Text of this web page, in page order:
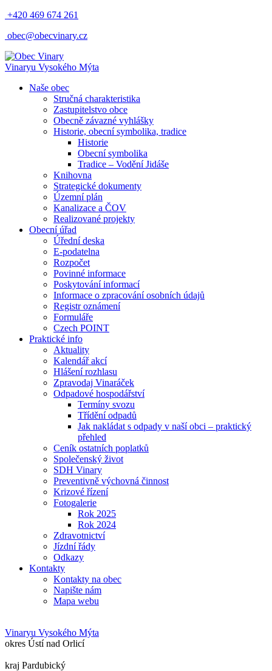
+420 469 674 261
obec@obecvinary.cz
Vinaryu Vysokého Mýta
Naše obec
Stručná charakteristika
Zastupitelstvo obce
Obecně závazné vyhlášky
Historie, obecní symbolika, tradice
Historie
Obecní symbolika
Tradice – Vodění Jidáše
Knihovna
Strategické dokumenty
Územní plán
Kanalizace a ČOV
Realizované projekty
Obecní úřad
Úřední deska
E-podatelna
Rozpočet
Povinné informace
Poskytování informací
Informace o zpracování osobních údajů
Registr oznámení
Formuláře
Czech POINT
Praktické info
Aktuality
Kalendář akcí
Hlášení rozhlasu
Zpravodaj Vinaráček
Odpadové hospodářství
Termíny svozu
Třídění odpadů
Jak nakládat s odpady v naší obci – praktický
přehled
Ceník ostatních poplatků
Společenský život
SDH Vinary
Preventivně výchovná činnost
Krizové řízení
Fotogalerie
Rok 2025
Rok 2024
Zdravotnictví
Jízdní řády
Odkazy
Kontakty
Kontakty na obec
Napište nám
Mapa webu
Vinaryu Vysokého Mýta
okres Ústí nad Orlicí
kraj Pardubický